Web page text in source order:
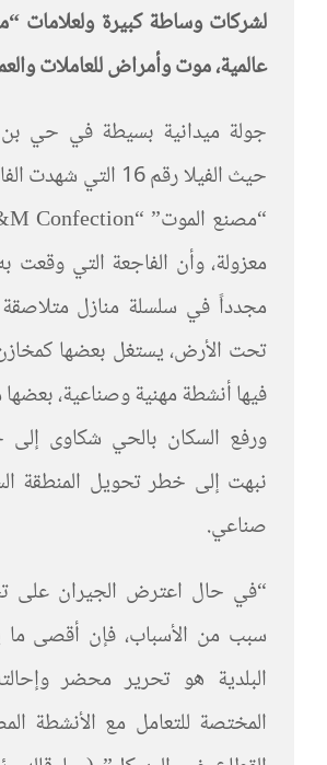
لشركات وساطة كبيرة ولعلامات
عالمية، موت وأمراض للعاملات
جولة ميدانية بسيطة في حي بن
حيث الفيلا رقم 16
معزولة، وأن الفاجعة التي وقعت
مجدداً في سلسلة منازل
تحت الأرض، يستغل بعضها
ورفع السكان بالحي شكاوى إلى
نبهت إلى خطر تحويل المنطقة
صناعي.
“في حال اعترض الجيران على
سبب من الأسباب، فإن أقصى ما
البلدية هو تحرير محضر
المختصة للتعامل مع الأنشطة